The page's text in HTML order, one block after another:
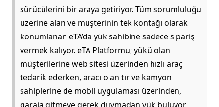
sürücülerini bir araya getiriyor. Tüm sorumluluğu
üzerine alan ve müşterinin tek kontağı olarak
konumlanan eTA’da yük sahibine sadece sipariş
vermek kalıyor. eTA Platformu; yükü olan
müşterilerine web sitesi üzerinden hızlı araç
tedarik ederken, aracı olan tır ve kamyon
sahiplerine de mobil uygulaması üzerinden,
garaja gitmeye gerek duymadan yük buluyor.